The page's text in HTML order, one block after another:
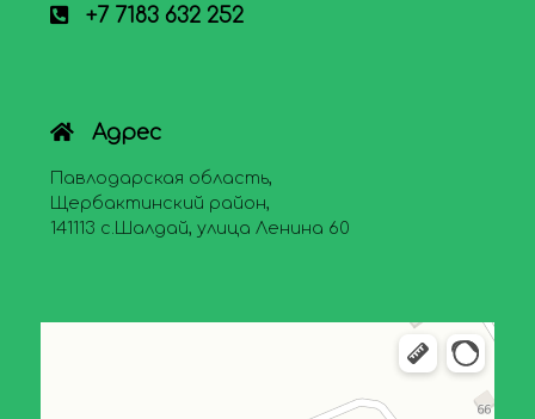
+7 7183 632 252
Адрес
Павлодарская область,
Щербактинский район,
141113 с.Шалдай, улица Ленина 60